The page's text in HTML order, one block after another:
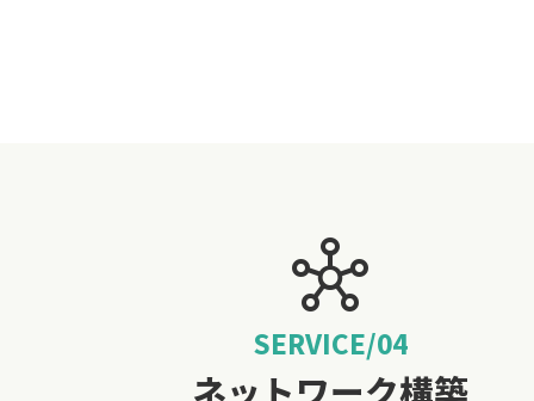
hub
SERVICE/04
ネットワーク構築